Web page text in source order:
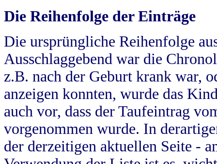
Die Reihenfolge der Einträge
Die ursprüngliche Reihenfolge
Ausschlaggebend war die
z.B. nach der Geburt krank war,
anzeigen konnten, wurde das
auch vor, dass der Taufeintrag
vorgenommen wurde. In
der derzeitigen aktuellen Seite -